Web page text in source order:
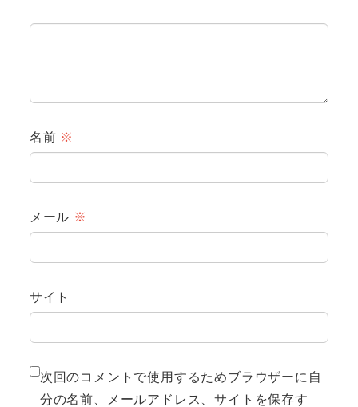
名前 ※
メール ※
サイト
次回のコメントで使用するためブラウザーに自
分の名前、メールアドレス、サイトを保存す